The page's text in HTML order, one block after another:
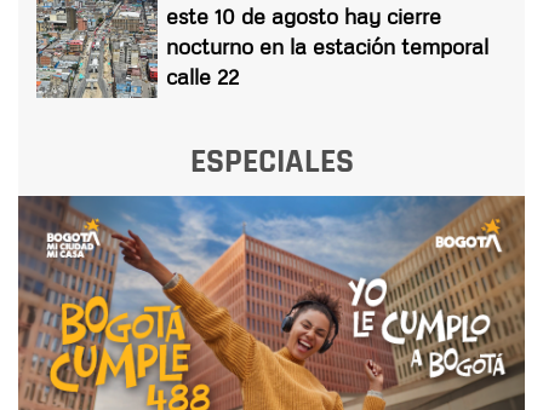
este 10 de agosto hay cierre
nocturno en la estación temporal
calle 22
ESPECIALES